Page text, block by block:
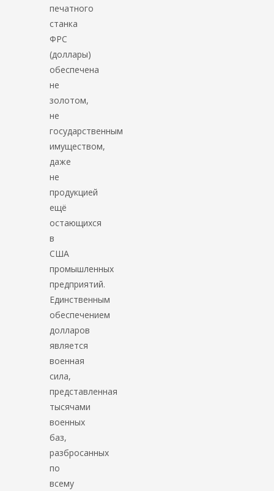
печатного
станка
ФРС
(доллары)
обеспечена
не
золотом,
не
государственным
имуществом,
даже
не
продукцией
ещё
остающихся
в
США
промышленных
предприятий.
Единственным
обеспечением
долларов
является
военная
сила,
представленная
тысячами
военных
баз,
разбросанных
по
всему